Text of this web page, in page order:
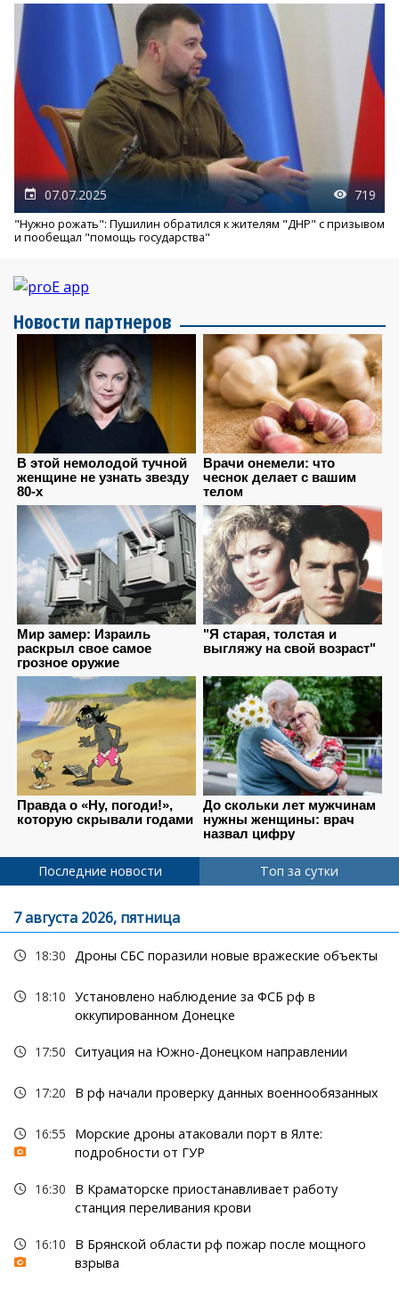
07.07.2025 719
"Нужно рожать": Пушилин обратился к жителям "ДНР" с призывом
и пообещал "помощь государства"
Новости партнеров
Последние новости Топ за сутки
7 августа 2026, пятница
18:30 Дроны СБС поразили новые вражеские объекты
18:10 Установлено наблюдение за ФСБ рф в
оккупированном Донецке
17:50 Ситуация на Южно-Донецком направлении
17:20 В рф начали проверку данных военнообязанных
16:55
Морские дроны атаковали порт в Ялте:
подробности от ГУР
16:30
В Краматорске приостанавливает работу
станция переливания крови
16:10
В Брянской области рф пожар после мощного
взрыва